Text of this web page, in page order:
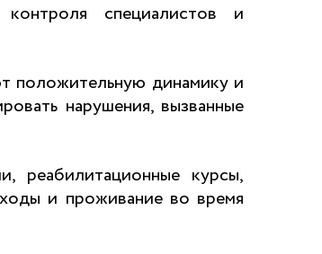
специалистов и
положительную динамику и
нарушения, вызванные
реабилитационные курсы,
и проживание во время